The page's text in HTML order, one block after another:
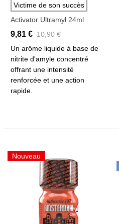
Victime de son succès
Activator Ultramyl 24ml
9,81 € 10,90 €
Un arôme liquide à base de
nitrite d'amyle concentré
offrant une intensité
renforcée et une action
rapide.
Nouveau